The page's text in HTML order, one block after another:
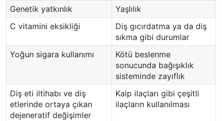
Genetik yatkınlık
Yaşlılık
C vitamini eksikliği
Diş gıcırdatma ya da diş
sıkma gibi durumlar
Yoğun sigara kullanımı
Kötü beslenme
sonucunda bağışıklık
sisteminde zayıflık
Diş eti iltihabı ve diş
etlerinde ortaya çıkan
dejeneratif değişimler
Kalp ilaçları gibi çeşitli
ilaçların kullanılması